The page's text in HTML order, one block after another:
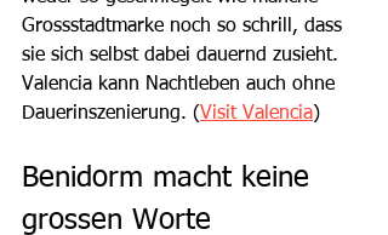
Grossstadtmarke noch so schrill, dass
sie sich selbst dabei dauernd zusieht.
Valencia kann Nachtleben auch ohne
Dauerinszenierung. (Visit Valencia)
Benidorm macht keine
grossen Worte